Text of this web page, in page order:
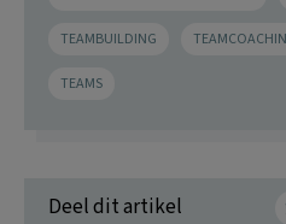
TEAMBUILDING
TEAMS
Deel dit artikel